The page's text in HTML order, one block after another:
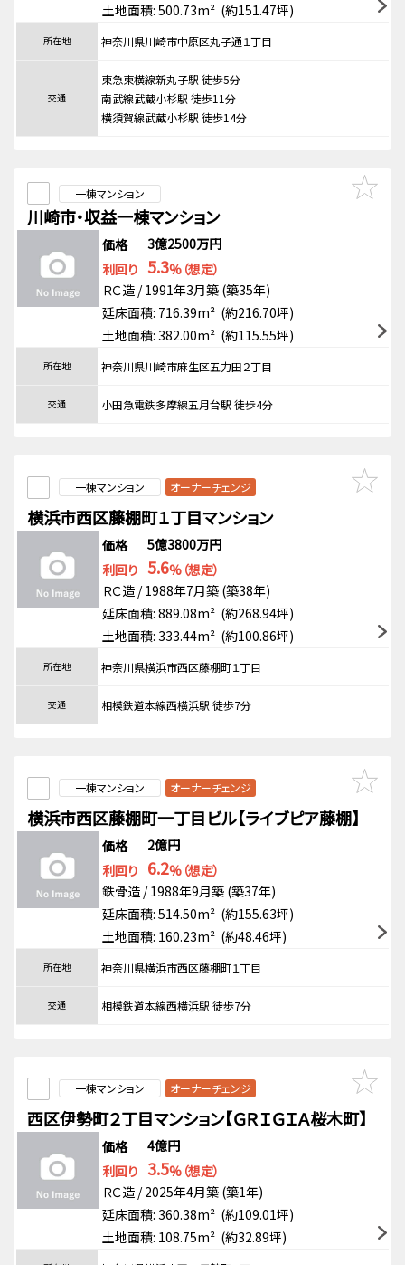
土地面積: 500.73m² (約151.47坪)
所在地 神奈川県川崎市中原区丸子通１丁目
交通
東急東横線新丸子駅 徒歩5分
南武線武蔵小杉駅 徒歩11分
横須賀線武蔵小杉駅 徒歩14分
一棟マンション
川崎市・収益一棟マンション
価格
3億2500万円
利回り 5.3%（想定）
ＲＣ造 / 1991年3月築 (築35年)
延床面積: 716.39m² (約216.70坪)
土地面積: 382.00m² (約115.55坪)
所在地 神奈川県川崎市麻生区五力田２丁目
交通 小田急電鉄多摩線五月台駅 徒歩4分
一棟マンション オーナーチェンジ
横浜市西区藤棚町１丁目マンション
価格
5億3800万円
利回り 5.6%（想定）
ＲＣ造 / 1988年7月築 (築38年)
延床面積: 889.08m² (約268.94坪)
土地面積: 333.44m² (約100.86坪)
所在地 神奈川県横浜市西区藤棚町１丁目
交通 相模鉄道本線西横浜駅 徒歩7分
一棟マンション オーナーチェンジ
横浜市西区藤棚町一丁目ビル【ライブピア藤棚】
価格
2億円
利回り 6.2%（想定）
鉄骨造 / 1988年9月築 (築37年)
延床面積: 514.50m² (約155.63坪)
土地面積: 160.23m² (約48.46坪)
所在地 神奈川県横浜市西区藤棚町１丁目
交通 相模鉄道本線西横浜駅 徒歩7分
一棟マンション オーナーチェンジ
西区伊勢町２丁目マンション【ＧＲＩＧＩＡ桜木町】
価格
4億円
利回り 3.5%（想定）
ＲＣ造 / 2025年4月築 (築1年)
延床面積: 360.38m² (約109.01坪)
土地面積: 108.75m² (約32.89坪)